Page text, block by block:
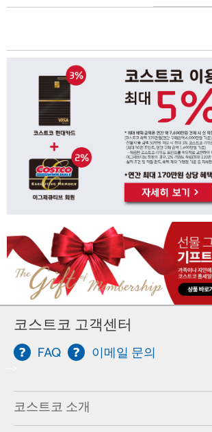
코스트코 고객센터
FAQ 이메일 문의
코스트코 소개